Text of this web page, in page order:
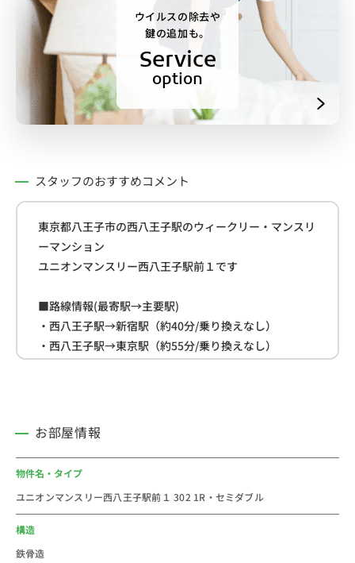
ウイルスの除去や
鍵の追加も。
Service
option
スタッフのおすすめコメント
東京都八王子市の西八王子駅のウィークリー・マンスリ
ーマンション
ユニオンマンスリー西八王子駅前１です
■路線情報(最寄駅→主要駅)
・西八王子駅→新宿駅（約40分/乗り換えなし）
・西八王子駅→東京駅（約55分/乗り換えなし）
・西八王子駅→渋谷駅（約60分/乗り換え1回）
・南多摩病院(約100ｍ)
・スーパーアルプス(約130ｍ)
＜西八王子駅のおススメコメント＞
お部屋情報
物件名・タイプ
ユニオンマンスリー西八王子駅前１ 302 1R・セミダブル
構造
鉄骨造